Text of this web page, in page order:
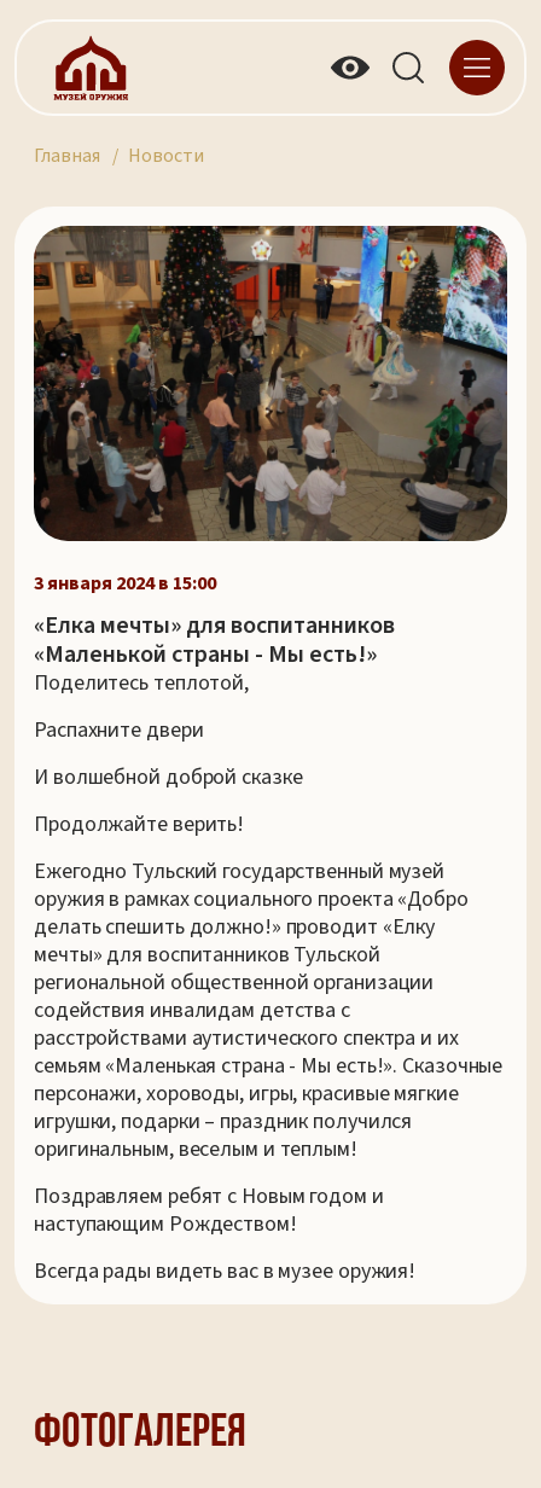
Главная Новости
3 января 2024 в 15:00
«Елка мечты» для воспитанников
«Маленькой страны - Мы есть!»
Поделитесь теплотой,
Распахните двери
И волшебной доброй сказке
Продолжайте верить!
Ежегодно Тульский государственный музей
оружия в рамках социального проекта «Добро
делать спешить должно!» проводит «Елку
мечты» для воспитанников Тульской
региональной общественной организации
содействия инвалидам детства с
расстройствами аутистического спектра и их
семьям «Маленькая страна - Мы есть!». Сказочные
персонажи, хороводы, игры, красивые мягкие
игрушки, подарки – праздник получился
оригинальным, веселым и теплым!
Поздравляем ребят с Новым годом и
наступающим Рождеством!
Всегда рады видеть вас в музее оружия!
Фотогалерея